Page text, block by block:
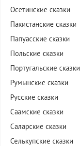
Осетинские сказки
Пакистанские сказки
Папуасские сказки
Польские сказки
Португальские сказки
Румынские сказки
Русские сказки
Саамские сказки
Саларские сказки
Селькупские сказки